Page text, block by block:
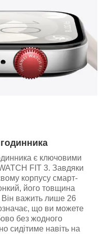
є ключовими
FIT 3. Завдяки
корпусу смарт-
його товщина
важить лише 26
що ви можете
без жодного
сидітиме навіть на